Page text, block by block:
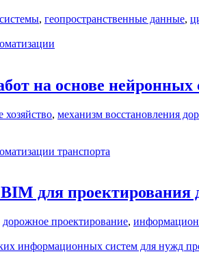
, геопространственные данные,
на основе нейронных
хозяйство, механизм восстановления
транспорта
для проектирования
дорожное проектирование,
информационных систем для нужд